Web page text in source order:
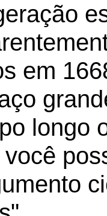
em
longo
você